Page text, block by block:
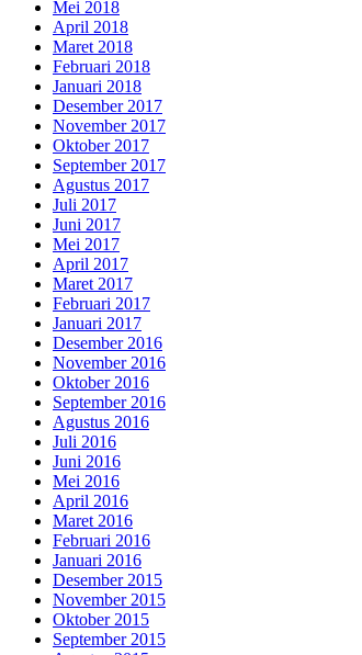
Mei 2018
April 2018
Maret 2018
Februari 2018
Januari 2018
Desember 2017
November 2017
Oktober 2017
September 2017
Agustus 2017
Juli 2017
Juni 2017
Mei 2017
April 2017
Maret 2017
Februari 2017
Januari 2017
Desember 2016
November 2016
Oktober 2016
September 2016
Agustus 2016
Juli 2016
Juni 2016
Mei 2016
April 2016
Maret 2016
Februari 2016
Januari 2016
Desember 2015
November 2015
Oktober 2015
September 2015